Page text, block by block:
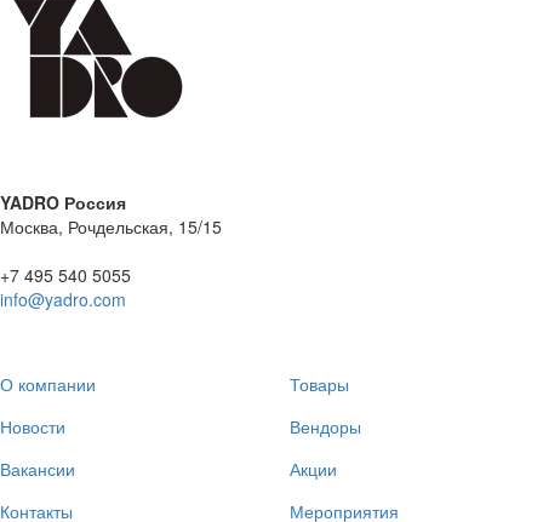
YADRO Россия
Москва, Рочдельская, 15/15
+7 495 540 5055
info@yadro.com
О компании
Новости
Вакансии
Контакты
Товары
Вендоры
Акции
Мероприятия